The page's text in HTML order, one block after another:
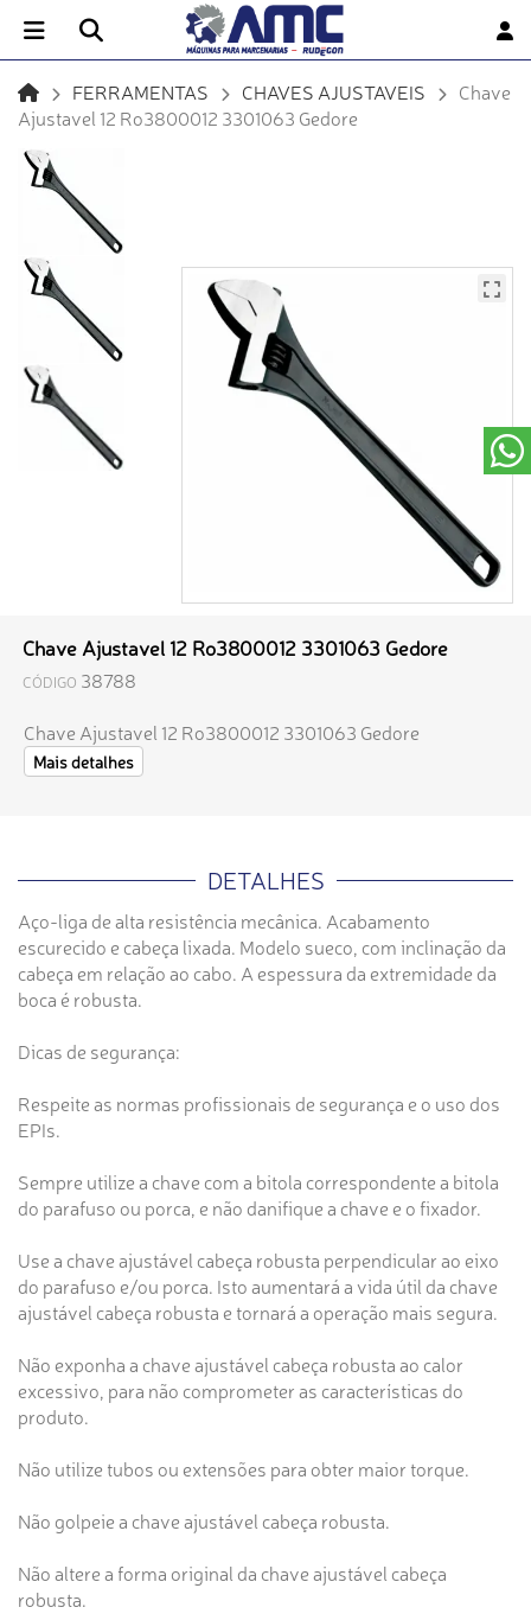
FERRAMENTAS CHAVES AJUSTAVEIS
Chave
Ajustavel 12 Ro3800012 3301063 Gedore
Chave Ajustavel 12 Ro3800012 3301063 Gedore
CÓDIGO 38788
Chave Ajustavel 12 Ro3800012 3301063 Gedore
Mais detalhes
DETALHES
Aço-liga de alta resistência mecânica. Acabamento
escurecido e cabeça lixada. Modelo sueco, com inclinação da
cabeça em relação ao cabo. A espessura da extremidade da
boca é robusta.
Dicas de segurança:
Respeite as normas profissionais de segurança e o uso dos
EPIs.
Sempre utilize a chave com a bitola correspondente a bitola
do parafuso ou porca, e não danifique a chave e o fixador.
Use a chave ajustável cabeça robusta perpendicular ao eixo
do parafuso e/ou porca. Isto aumentará a vida útil da chave
ajustável cabeça robusta e tornará a operação mais segura.
Não exponha a chave ajustável cabeça robusta ao calor
excessivo, para não comprometer as características do
produto.
Não utilize tubos ou extensões para obter maior torque.
Não golpeie a chave ajustável cabeça robusta.
Não altere a forma original da chave ajustável cabeça
robusta.